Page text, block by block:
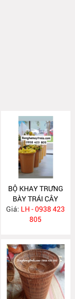
BỘ KHAY TRƯNG
BÀY TRÁI CÂY
HOA QUẢ NH399
Giá: LH - 0938 423
805